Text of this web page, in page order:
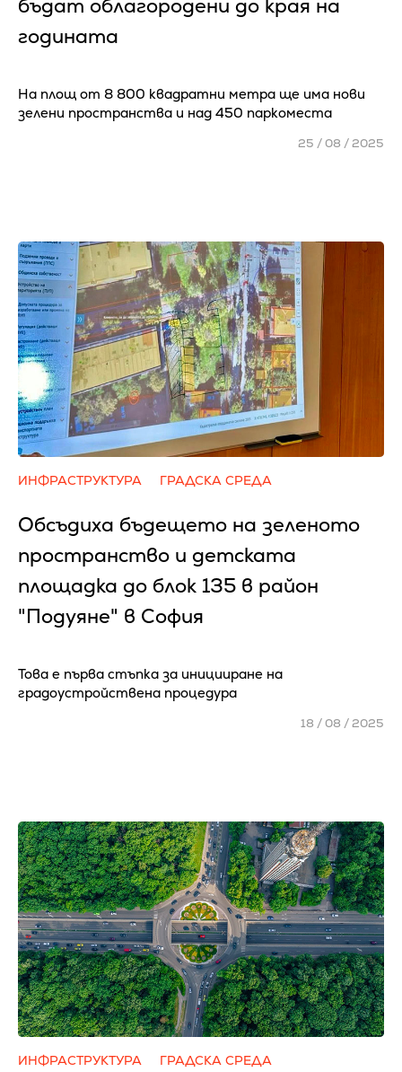
бъдат облагородени до края на
годината
На площ от 8 800 квадратни метра ще има нови
зелени пространства и над 450 паркоместа
25 / 08 / 2025
ИНФРАСТРУКТУРА ГРАДСКА СРЕДА
Обсъдиха бъдещето на зеленото
пространство и детската
площадка до блок 135 в район
"Подуяне" в София
Това е първа стъпка за иницииране на
градоустройствена процедура
18 / 08 / 2025
ИНФРАСТРУКТУРА ГРАДСКА СРЕДА